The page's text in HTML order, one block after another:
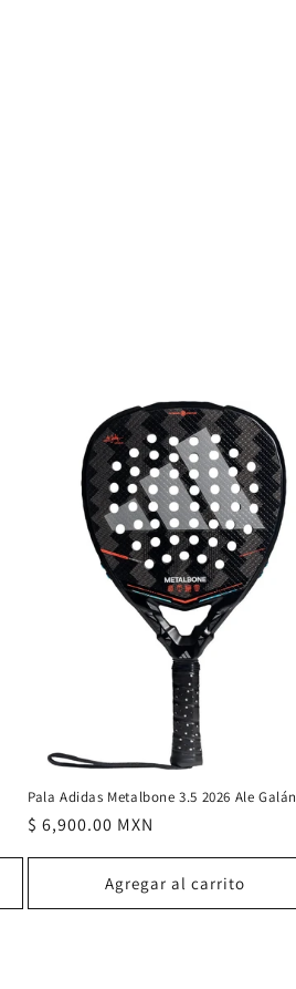
Pala Adidas Metalbone 3.5 2026 Ale Galán
Precio
$ 6,900.00 MXN
Agregar al carrito